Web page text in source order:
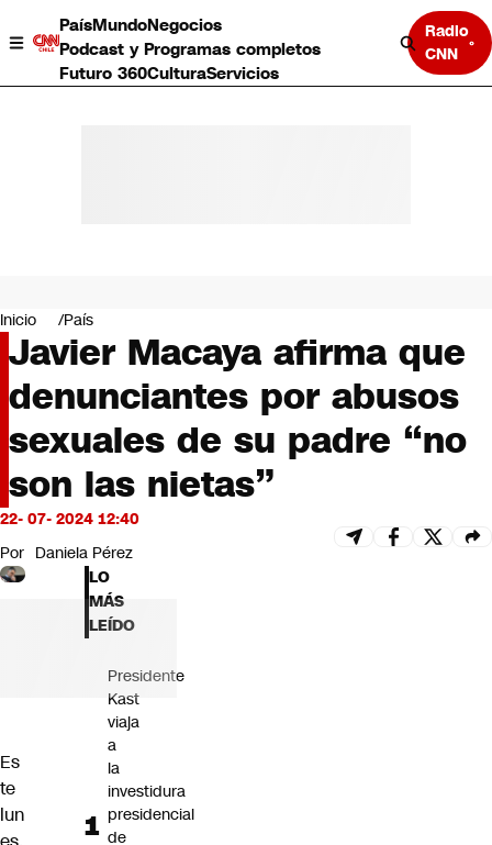
PaísMundoNegocios
Podcast y Programas completos
Futuro 360CulturaServicios
Radio
CNN
Negocios
Deportes
Programas completos
Cultura
Servicios
Bits
CNN tiempo
Futuro 360
Inicio País
Javier Macaya afirma que
denunciantes por abusos
sexuales de su padre “no
son las nietas”
22- 07- 2024 12:40
Por Daniela Pérez
Es
te
lun
LO
MÁS
LEÍDO
Presidente
Kast
viaja
a
la
investidura
presidencial
de